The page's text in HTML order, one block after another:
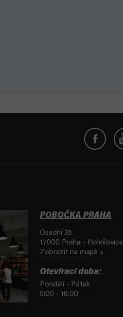
POBOČKA PRAHA
Osadní 35
17000 Praha - Holešovice
Zobrazit na mapě
Otevírací doba:
Pondělí - Pátek
9:00 - 18:00